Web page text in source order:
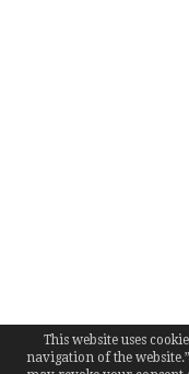
This website uses
navigation of the